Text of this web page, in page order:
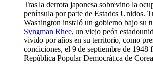
Tras la derrota japonesa sobrevino la
península por parte de Estados Unidos.
Washington instaló un gobierno bajo su
Syngman Rhee, un viejo peón
vivido por años en su territorio, como
condiciones, el 9 de septiembre de 1948
República Popular Democrática de